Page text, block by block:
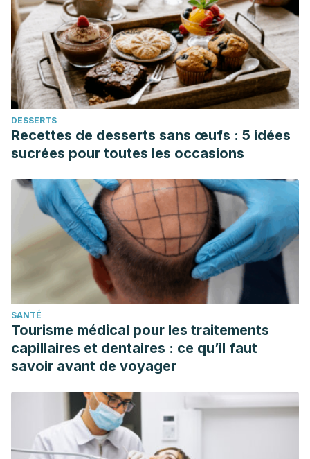
cleaners save energy? Raising cleanliness conventions
and energy demand in Australian households with smart
home technologies,Energy Research & Social Science,
Volume 50, 2019, Pages 73-81. Available in:
https://doi.org/10.1016/j.erss.2018.11.019
Polonini, Hudson et al. “Efficacy of an Automated Robotic
Cleaning Device for Compounding
compounding vol. 24,5 (2020): 426-433. Disponible en:
https://pubmed.ncbi.nlm.nih.gov/32886642/
Smestad, Lisa et al. “Machine Versus Man: Can Robotic
Mops Clean to Lead Safety Standards?.” Journal of
environmental health vol. 79,2 (2016): 8-12. Disponible en:
https://pubmed.ncbi.nlm.nih.gov/29115806/
Vaussard, Florian & Fink, Julia & Bauwens, Valérie &
Retornaz, Philippe & Hamel, David & Dillenbourg, Pierre &
Mondada, Francesco. (2013). Lessons Learned from
Robotic Vacuum Cleaners Entering in the Home Ecosystem.
Robotics and Autonomous Systems. 62. Disponible en:
https://www.sciencedirect.com/science/article/abs/pii/
via%3Dihub#preview-section-snippets
DESSERTS
Recettes de desserts sans œufs : 5 idées
sucrées pour toutes les occasions
SANTÉ
Tourisme médical pour les traitements
capillaires et dentaires : ce qu’il faut
savoir avant de voyager